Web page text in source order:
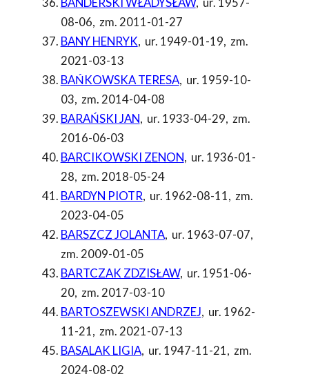
08-06, zm. 2011-01-27
BANY HENRYK, ur. 1949-01-19, zm.
2021-03-13
BAŃKOWSKA TERESA, ur. 1959-10-
03, zm. 2014-04-08
BARAŃSKI JAN, ur. 1933-04-29, zm.
2016-06-03
BARCIKOWSKI ZENON, ur. 1936-01-
28, zm. 2018-05-24
BARDYN PIOTR, ur. 1962-08-11, zm.
2023-04-05
BARSZCZ JOLANTA, ur. 1963-07-07,
zm. 2009-01-05
BARTCZAK ZDZISŁAW, ur. 1951-06-
20, zm. 2017-03-10
BARTOSZEWSKI ANDRZEJ, ur. 1962-
11-21, zm. 2021-07-13
BASALAK LIGIA, ur. 1947-11-21, zm.
2024-08-02